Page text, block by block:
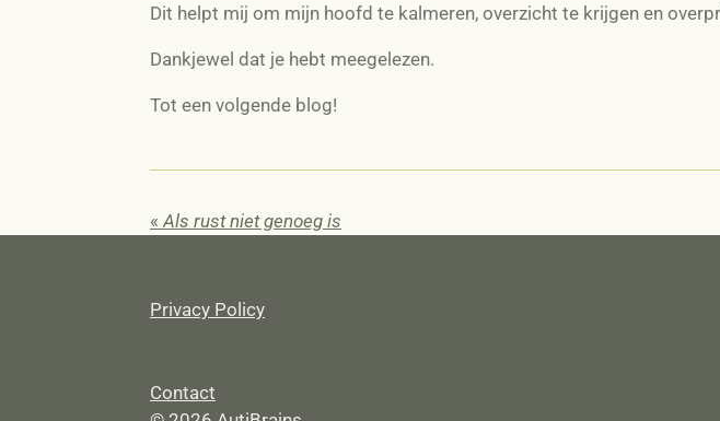
Dit helpt mij om mijn hoofd te kalmeren, overzicht te krijgen en
Dankjewel dat je hebt meegelezen.
Tot een volgende blog!
« Als rust niet genoeg is
Privacy Policy
Contact